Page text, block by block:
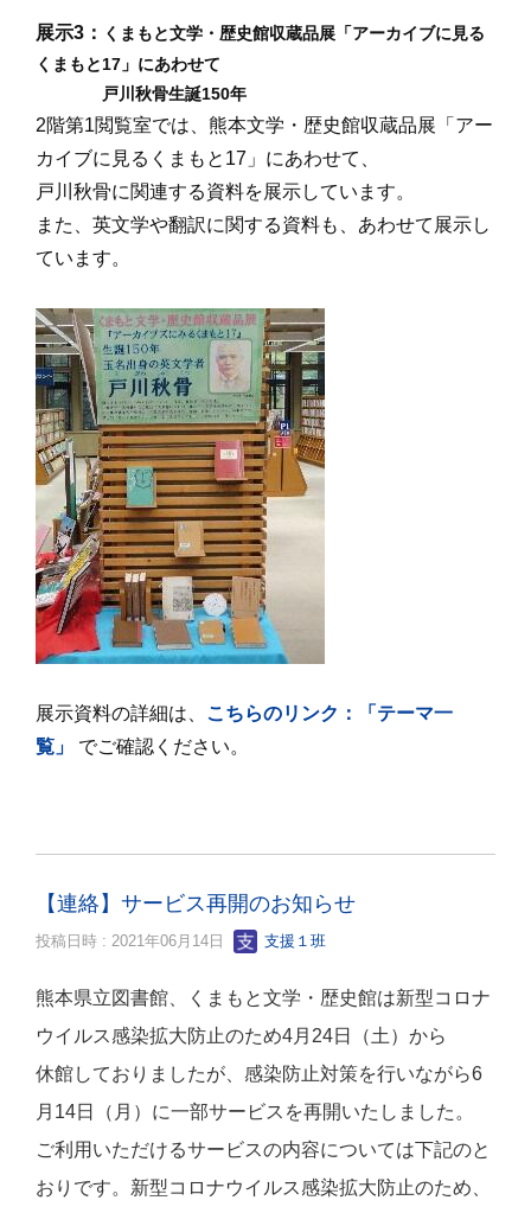
展示3： くまもと文学・歴史館収蔵品展「アーカイブに見る
くまもと17 」にあわせて
戸川秋骨生誕150年
2階第1閲覧室では、熊本文学・歴史館収蔵品展「アー
カイブに見るくまもと17」にあわせて、
戸川秋骨に関連する資料を展示しています。
また、英文学や翻訳に関する資料も、あわせて展示し
ています。
展示資料の詳細は、 こちらのリンク：「テーマ一
覧」
でご確認ください。
【連絡】サービス再開のお知らせ
投稿日時 : 2021年06月14日 支援１班
熊本県立図書館、くまもと文学・歴史館は新型コロナ
ウイルス感染拡大防止のため4月24日（土）から
休館しておりましたが、感染防止対策を行いながら6
月14日（月）に一部サービスを再開いたしました。
ご利用いただけるサービスの内容については下記のと
おりです。新型コロナウイルス感染拡大防止のため、